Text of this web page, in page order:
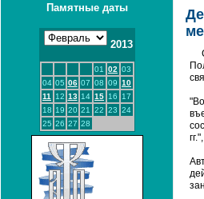
Памятные даты
2013
01 02 03
04 05 06 07 08 09 10
11
12 13 14 15 16
17
18 19 20 21 22 23 24
25 26 27 28